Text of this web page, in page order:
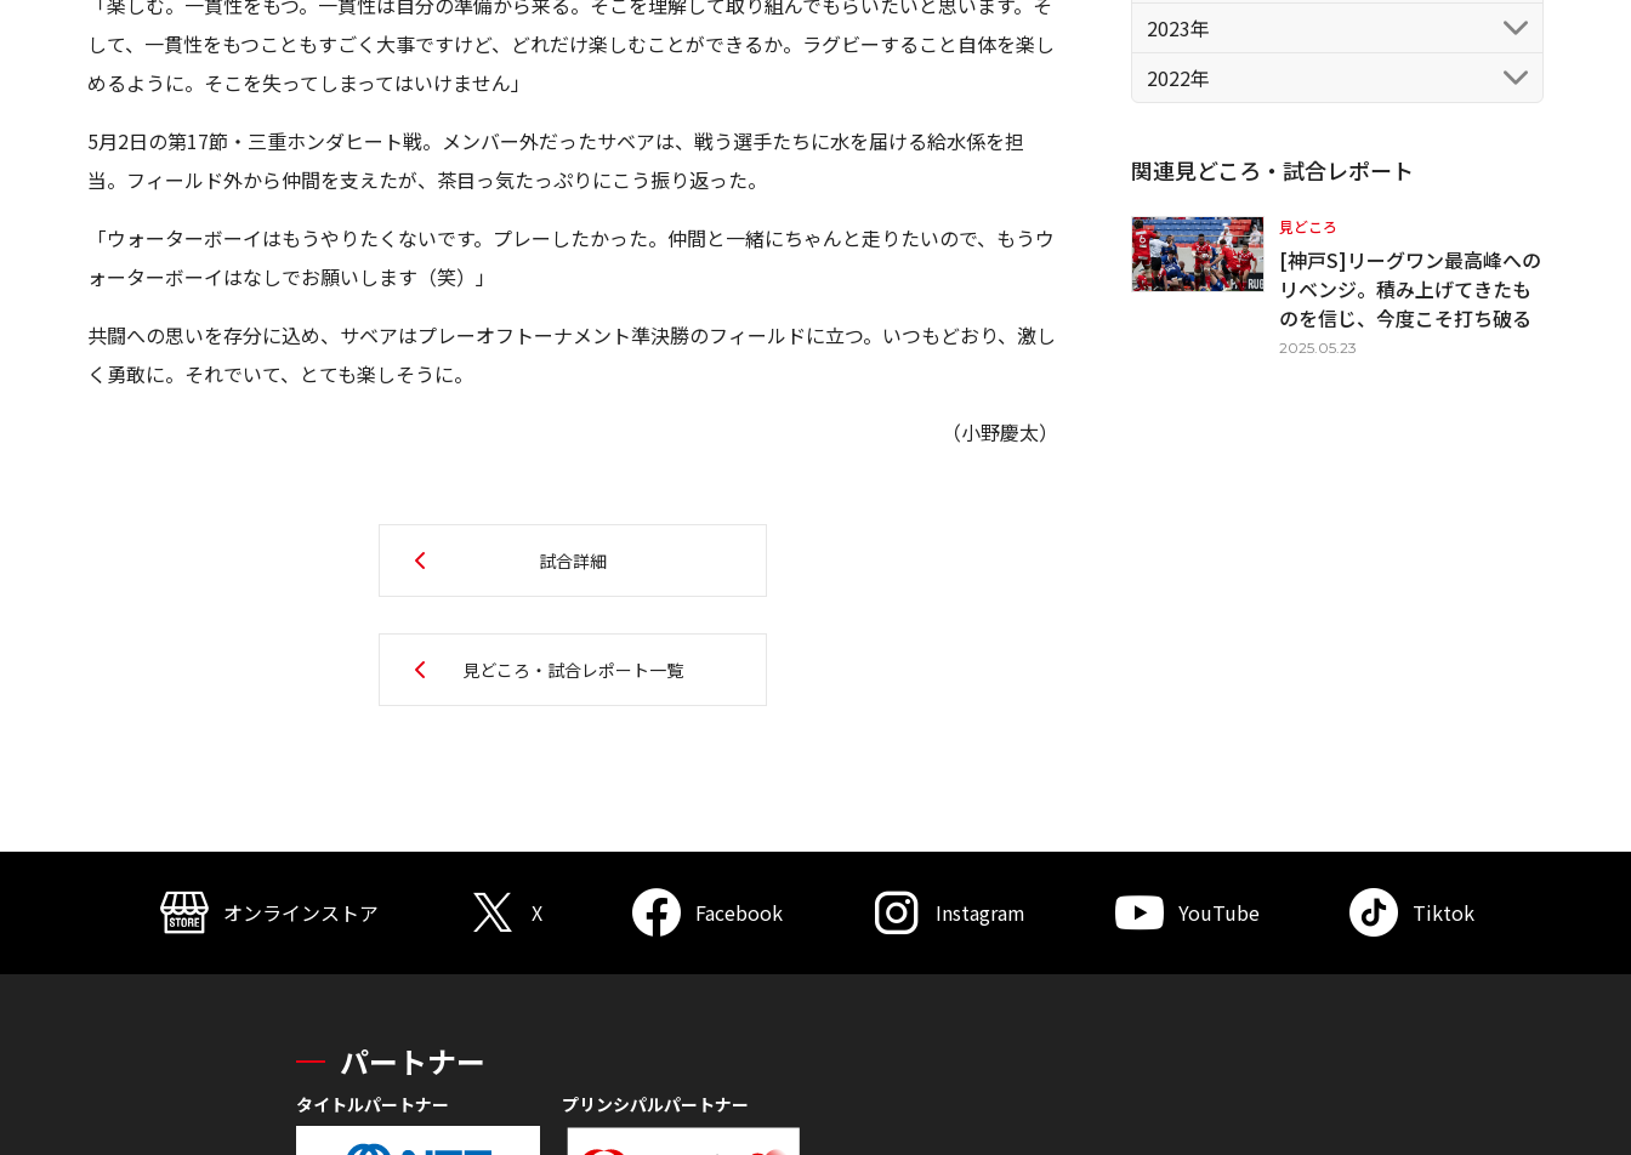
して、一貫性をもつこともすごく大事ですけど、どれだけ楽しむことができるか。ラグビーすること自体を楽し
めるように。そこを失ってしまってはいけません」
5月2日の第17節・三重ホンダヒート戦。メンバー外だったサベアは、戦う選手たちに水を届ける給水係を担
当。フィールド外から仲間を支えたが、茶目っ気たっぷりにこう振り返った。
「ウォーターボーイはもうやりたくないです。プレーしたかった。仲間と一緒にちゃんと走りたいので、もうウ
ォーターボーイはなしでお願いします（笑）」
共闘への思いを存分に込め、サベアはプレーオフトーナメント準決勝のフィールドに立つ。いつもどおり、激し
く勇敢に。それでいて、とても楽しそうに。
（小野慶太）
試合詳細
見どころ・試合レポート一覧
2023年
2022年
関連見どころ・試合レポート
見どころ
[神戸S]リーグワン最高峰への
リベンジ。積み上げてきたも
のを信じ、今度こそ打ち破る
2025.05.23
オンラインストア X Facebook Instagram YouTube Tiktok
パートナー
タイトルパートナー プリンシパルパートナー